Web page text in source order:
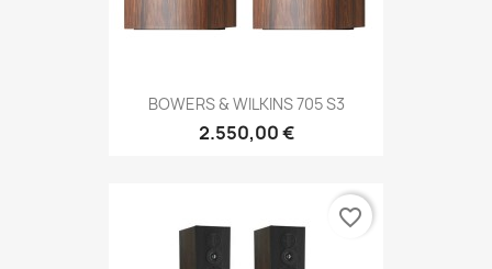
BOWERS & WILKINS 705 S3
2.550,00 €
favorite_border